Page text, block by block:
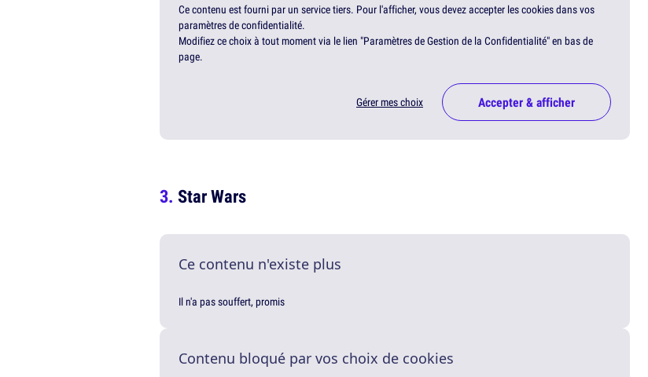
Ce contenu est fourni par un service tiers. Pour l'afficher, vous devez accepter les cookies dans vos
paramètres de confidentialité.
Modifiez ce choix à tout moment via le lien "Paramètres de Gestion de la Confidentialité" en bas de
page.
Gérer mes choix Accepter & afficher
Star Wars
Ce contenu n'existe plus
Il n'a pas souffert, promis
Contenu bloqué par vos choix de cookies